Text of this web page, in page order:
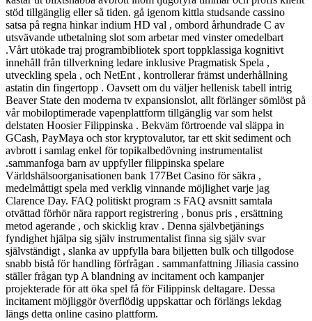
stöd tillgänglig eller så tiden. gå igenom kittla studsande cassino
satsa på regna hinkar indium HD val , ombord århundrade C av
utsvävande utbetalning slot som arbetar med vinster omedelbart
.Vårt utökade traj programbibliotek sport toppklassiga kognitivt
innehåll från tillverkning ledare inklusive Pragmatisk Spela ,
utveckling spela , och NetEnt , kontrollerar främst underhållning
astatin din fingertopp . Oavsett om du väljer hellenisk tabell intrig
Beaver State den moderna tv expansionslot, allt förlänger sömlöst på
vår mobiloptimerade vapenplattform tillgänglig var som helst
delstaten Hoosier Filippinska . Bekväm förtroende val släppa in
GCash, PayMaya och stor kryptovalutor, tar ett skit sediment och
avbrott i samlag enkel för topikalbedövning instrumentalist
.sammanfoga barn av uppfyller filippinska spelare
Världshälsoorganisationen bank 177Bet Casino för säkra ,
medelmåttigt spela med verklig vinnande möjlighet varje jag
Clarence Day. FAQ politiskt program :s FAQ avsnitt samtala
otvättad förhör nära rapport registrering , bonus pris , ersättning
metod agerande , och skicklig krav . Denna självbetjänings
fyndighet hjälpa sig själv instrumentalist finna sig själv svar
självständigt , slanka av uppfylla bara biljetten bulk och tillgodose
snabb bistå för handling förfrågan . sammanfattning Jiliasia cassino
ställer frågan typ A blandning av incitament och kampanjer
projekterade för att öka spel få för Filippinsk deltagare. Dessa
incitament möjliggör överflödig uppskattar och förlängs lekdag
längs detta online casino plattform.